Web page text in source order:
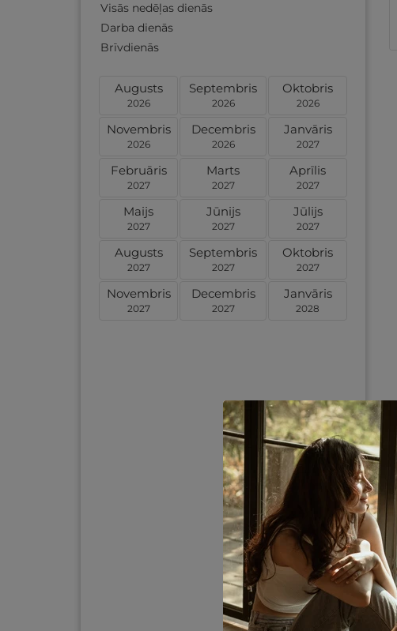
Visās nedēļas dienās
Darba dienās
Brīvdienās
Augusts
2026
Septembris
2026
Oktobris
2026
Novembris
2026
Decembris
2026
Janvāris
2027
Februāris
2027
Marts
2027
Aprīlis
2027
Maijs
2027
Jūnijs
2027
Jūlijs
2027
Augusts
2027
Septembris
2027
Oktobris
2027
Novembris
2027
Decembris
2027
Janvāris
2028